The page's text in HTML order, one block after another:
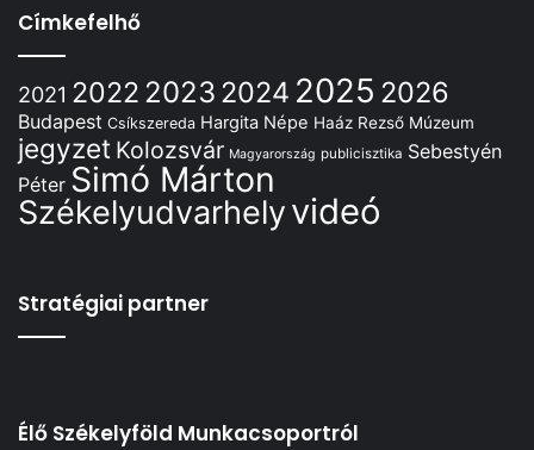
Címkefelhő
2021 2022 2023 2024 2025 2026
Budapest Csíkszereda Hargita Népe Haáz Rezső Múzeum
jegyzet Kolozsvár Magyarország publicisztika Sebestyén
Péter Simó Márton
Székelyudvarhelyvideó
Stratégiai partner
Élő Székelyföld Munkacsoportról